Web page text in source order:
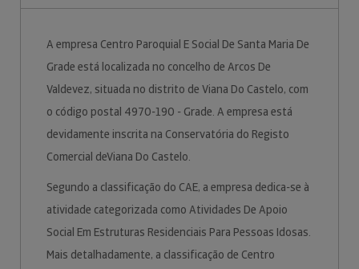
A empresa Centro Paroquial E Social De Santa Maria De
Grade está localizada no concelho de Arcos De
Valdevez, situada no distrito de Viana Do Castelo, com
o código postal 4970-190 - Grade. A empresa está
devidamente inscrita na Conservatória do Registo
Comercial deViana Do Castelo.
Segundo a classificação do CAE, a empresa dedica-se à
atividade categorizada como Atividades De Apoio
Social Em Estruturas Residenciais Para Pessoas Idosas.
Mais detalhadamente, a classificação de Centro